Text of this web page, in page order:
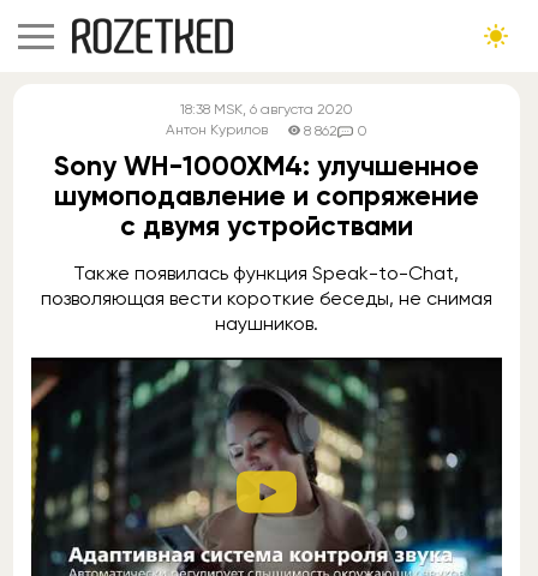
18:38 MSK, 6 августа 2020
Антон Курилов
8 862 0
Sony WH-1000XM4: улучшенное
шумоподавление и сопряжение
с двумя устройствами
Также появилась функция Speak-to-Chat,
позволяющая вести короткие беседы, не снимая
наушников.